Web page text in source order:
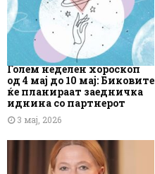
Голем неделен хороскоп
од 4 мај до 10 мај: Биковите
ќе планираат заедничка
иднина со партнерот
3 мај, 2026